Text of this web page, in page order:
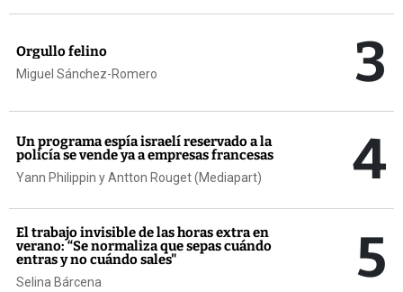
Orgullo felino
Miguel Sánchez-Romero 3
Un programa espía israelí reservado a la
policía se vende ya a empresas francesas
Yann Philippin y Antton Rouget (Mediapart) 4
El trabajo invisible de las horas extra en
verano: “Se normaliza que sepas cuándo
entras y no cuándo sales"
Selina Bárcena 5